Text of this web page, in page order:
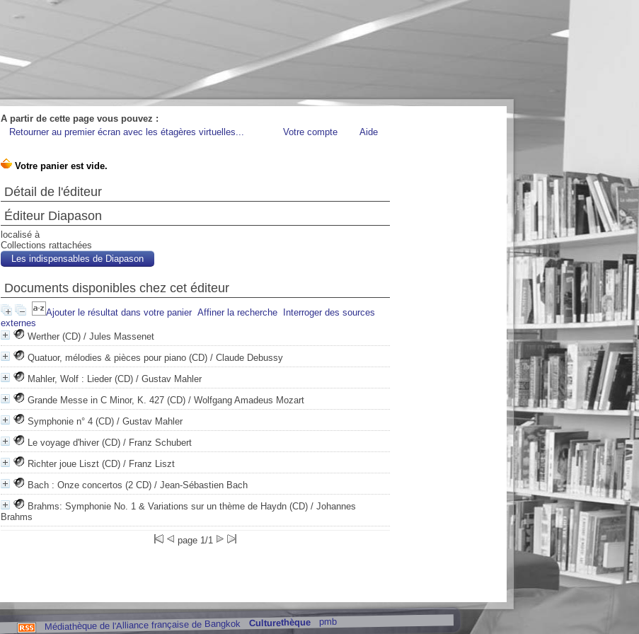
A partir de cette page vous pouvez :
Retourner au premier écran avec les étagères virtuelles...
Votre compte Aide
Détail de l'éditeur
Éditeur Diapason
localisé à
Collections rattachées
Les indispensables de Diapason
Documents disponibles chez cet éditeur
Ajouter le résultat dans votre panier Affiner la recherche
Interroger des sources
externes
Werther (CD) / Jules Massenet
Quatuor, mélodies & pièces pour piano (CD) / Claude Debussy
Mahler, Wolf : Lieder (CD) / Gustav Mahler
Grande Messe in C Minor, K. 427 (CD) / Wolfgang Amadeus Mozart
Symphonie n° 4 (CD) / Gustav Mahler
Le voyage d'hiver (CD) / Franz Schubert
Richter joue Liszt (CD) / Franz Liszt
Bach : Onze concertos (2 CD) / Jean-Sébastien Bach
Brahms: Symphonie No. 1 & Variations sur un thème de Haydn (CD) / Johannes
Brahms
page 1/1
Médiathèque de l'Alliance française de Bangkok Culturethèque pmb